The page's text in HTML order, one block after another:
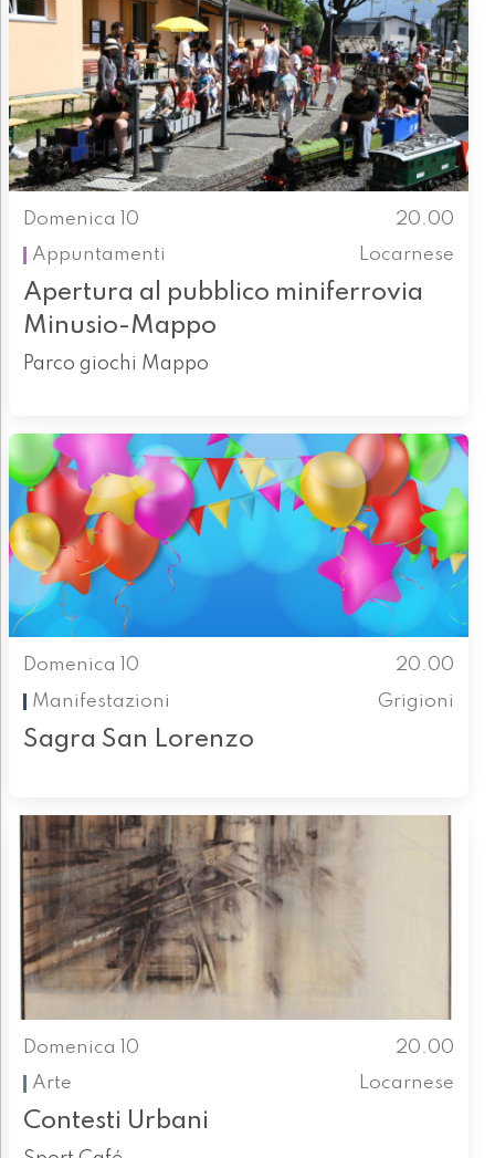
Domenica 10
20.00
Appuntamenti
Locarnese
Apertura al pubblico miniferrovia
Minusio-Mappo
Parco giochi Mappo
Domenica 10
20.00
Manifestazioni
Grigioni
Sagra San Lorenzo
Domenica 10
20.00
Arte
Locarnese
Contesti Urbani